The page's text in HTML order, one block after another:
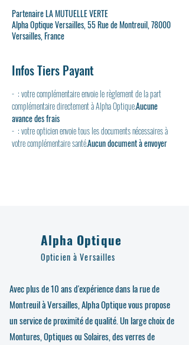
Partenaire LA MUTUELLE VERTE
Alpha Optique Versailles, 55 Rue de Montreuil, 78000
Versailles, France
Infos Tiers Payant
- : votre complémentaire envoie le règlement de la part
complémentaire directement à Alpha Optique.Aucune
avance des frais
- : votre opticien envoie tous les documents nécessaires à
votre complémentaire santé.Aucun document à envoyer
Alpha Optique
Opticien à Versailles
Avec plus de 10 ans d'expérience dans la rue de
Montreuil à Versailles, Alpha Optique vous propose
un service de proximité de qualité. Un large choix de
Montures, Optiques ou Solaires, des verres de